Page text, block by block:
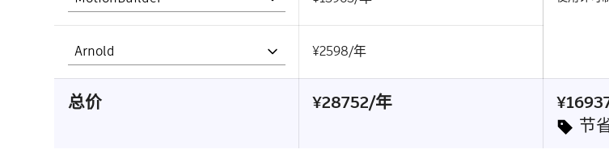
Arnold ¥2598/年
总价 ¥28752/年
节